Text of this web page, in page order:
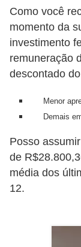
Como você
momento da
investimento
remuneração
descontado
Menor
Demais
Posso
de
média dos
12.